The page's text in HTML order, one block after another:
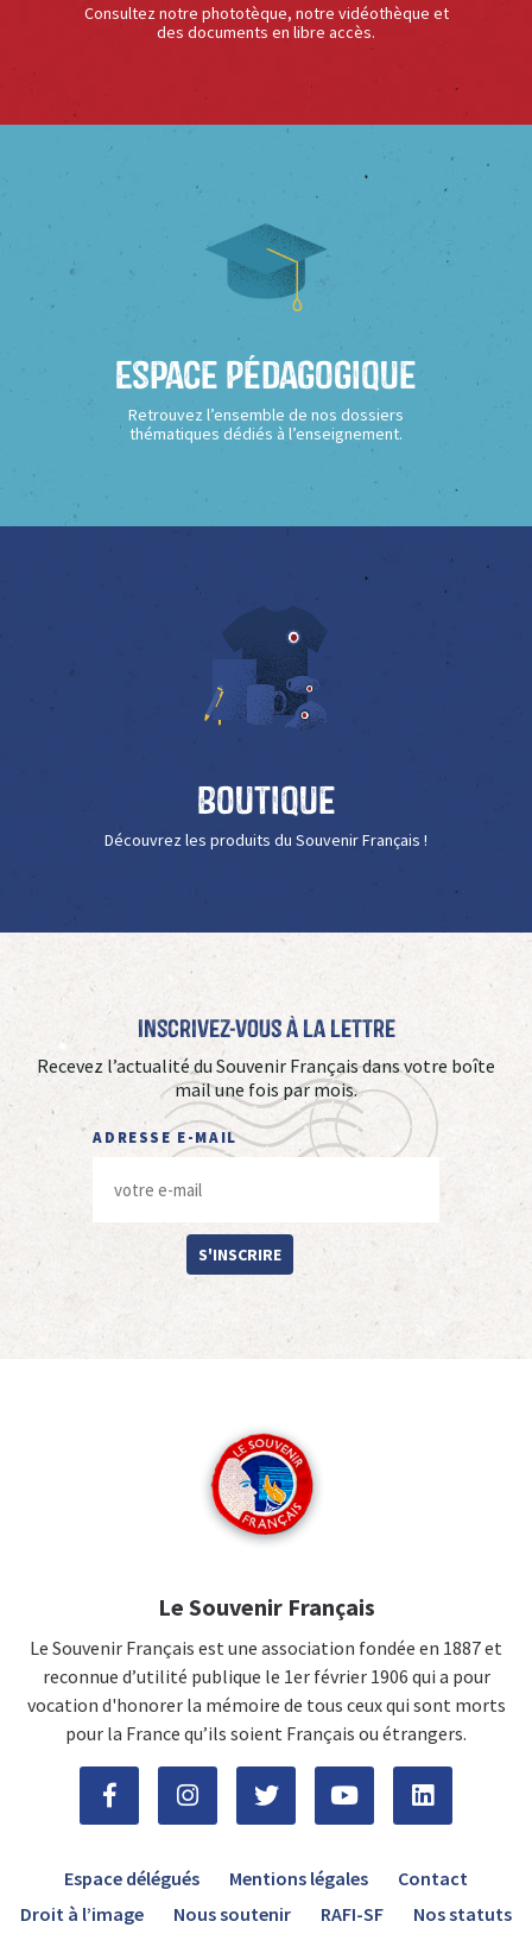
Consultez notre phototèque, notre vidéothèque et
des documents en libre accès.
Espace Pédagogique
Retrouvez l’ensemble de nos dossiers
thématiques dédiés à l’enseignement.
Boutique
Découvrez les produits du Souvenir Français !
Inscrivez-vous à La Lettre
Recevez l’actualité du Souvenir Français dans votre boîte
mail une fois par mois.
ADRESSE E-MAIL
S'INSCRIRE
Le Souvenir Français
Le Souvenir Français est une association fondée en 1887 et
reconnue d’utilité publique le 1er février 1906 qui a pour
vocation d'honorer la mémoire de tous ceux qui sont morts
pour la France qu’ils soient Français ou étrangers.
Espace délégués Mentions légales
Contact
Droit à l’image
Nous soutenir RAFI-SF Nos statuts